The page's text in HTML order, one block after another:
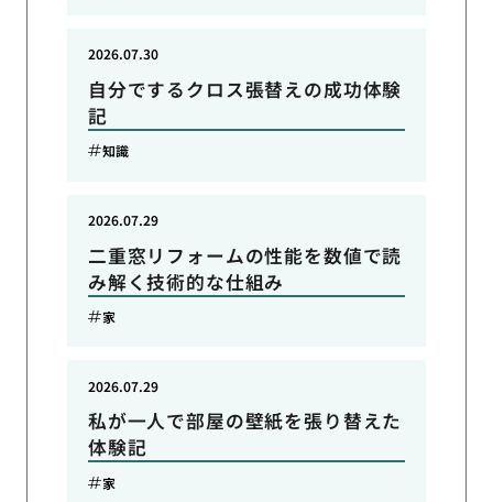
自分でするクロス張替えの成功体験
記
2026.07.30
知識
二重窓リフォームの性能を数値で読
み解く技術的な仕組み
2026.07.29
家
私が一人で部屋の壁紙を張り替えた
体験記
2026.07.29
家